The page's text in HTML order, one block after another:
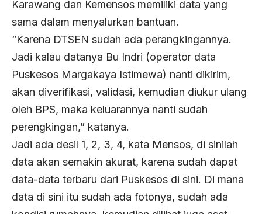
Karawang dan Kemensos memiliki data yang
sama dalam menyalurkan bantuan.
“Karena DTSEN sudah ada perangkingannya.
Jadi kalau datanya Bu Indri (operator data
Puskesos Margakaya Istimewa) nanti dikirim,
akan diverifikasi, validasi, kemudian diukur ulang
oleh BPS, maka keluarannya nanti sudah
perengkingan,” katanya.
Jadi ada desil 1, 2, 3, 4, kata Mensos, di sinilah
data akan semakin akurat, karena sudah dapat
data-data terbaru dari Puskesos di sini. Di mana
data di sini itu sudah ada fotonya, sudah ada